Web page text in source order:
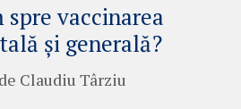
vaccinarea
și generală?
de Claudiu Târziu